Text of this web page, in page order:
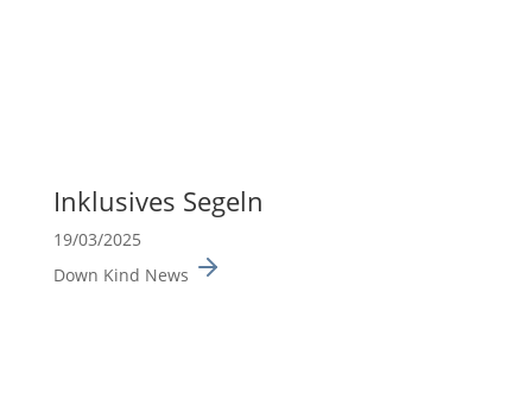
Inklu­sives Segeln
19/03/2025
Down Kind News